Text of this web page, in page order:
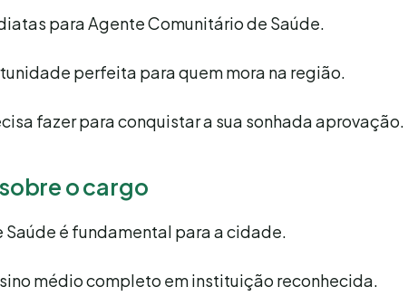
para Agente Comunitário de Saúde.
perfeita para quem mora na região.
fazer para conquistar a sua sonhada aprovação.
o cargo
é fundamental para a cidade.
médio completo em instituição reconhecida.